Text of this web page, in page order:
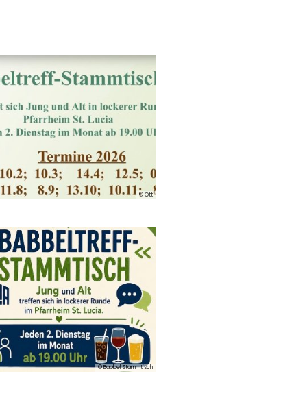
© Ott
© Babbel Stammtisch